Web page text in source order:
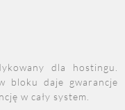
dla hostingu.
bloku daje gwarancje
w cały system.